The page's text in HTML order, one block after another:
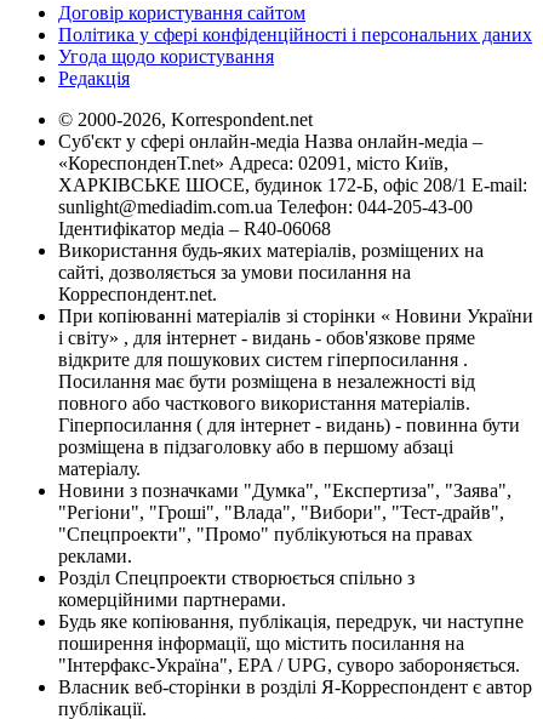
Договір користування сайтом
Політика у сфері конфіденційності і персональних даних
Угода щодо користування
Редакція
© 2000-2026, Korrespondent.net
Суб'єкт у сфері онлайн-медіа Назва онлайн-медіа –
«КореспонденТ.net» Адреса: 02091, місто Київ,
ХАРКІВСЬКЕ ШОСЕ, будинок 172-Б, офіс 208/1 E-mail:
sunlight@mediadim.com.ua Телефон: 044-205-43-00
Ідентифікатор медіа – R40-06068
Використання будь-яких матеріалів, розміщених на
сайті, дозволяється за умови посилання на
Корреспондент.net.
При копіюванні матеріалів зі сторінки « Новини України
і світу» , для інтернет - видань - обов'язкове пряме
відкрите для пошукових систем гіперпосилання .
Посилання має бути розміщена в незалежності від
повного або часткового використання матеріалів.
Гіперпосилання ( для інтернет - видань) - повинна бути
розміщена в підзаголовку або в першому абзаці
матеріалу.
Новини з позначками "Думка", "Експертиза", "Заява",
"Регіони", "Гроші", "Влада", "Вибори", "Тест-драйв",
"Спецпроекти", "Промо" публікуються на правах
реклами.
Розділ Спецпроекти створюється спільно з
комерційними партнерами.
Будь яке копіювання, публікація, передрук, чи наступне
поширення інформації, що містить посилання на
"Інтерфакс-Україна", EPA / UPG, суворо забороняється.
Власник веб-сторінки в розділі Я-Корреспондент є автор
публікації.